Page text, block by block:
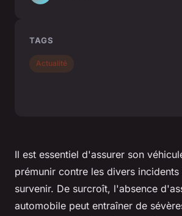
Il est essentiel d'assurer son
prémunir contre les divers
survenir. De surcroît, l'absence
automobile peut entraîner de
TAGS
Actualité